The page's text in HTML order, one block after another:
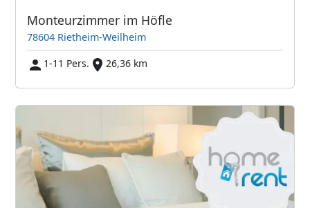
Monteurzimmer im Höfle
78604 Rietheim-Weilheim
1-11 Pers.
26,36 km